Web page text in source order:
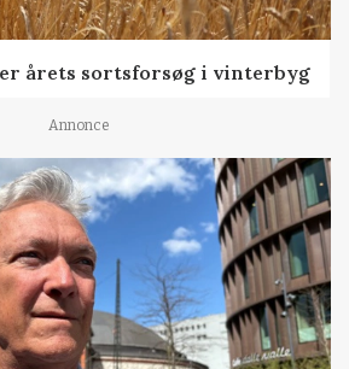
årets sortsforsøg i vinterbyg
Annonce